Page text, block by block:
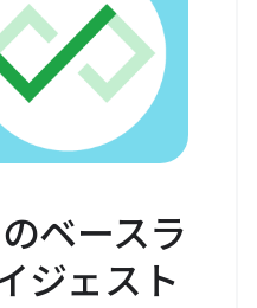
ベースラ
ジェスト